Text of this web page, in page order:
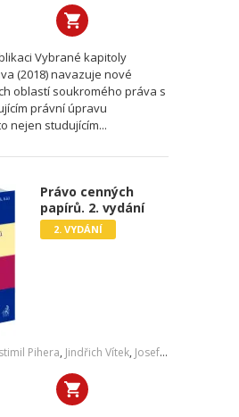
Vybrané kapitoly
(2018) navazuje nové
oblastí soukromého práva s
právní úpravu
nejen studujícím...
Právo cenných
papírů. 2. vydání
2. VYDÁNÍ
Pihera, Jindřich Vítek, Josef Kříž